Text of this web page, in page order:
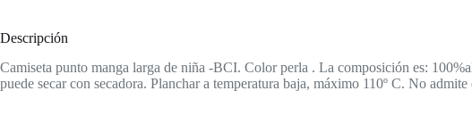
Descripción
Camiseta punto manga larga de niña -BCI. Color perla . La composición es:
puede secar con secadora. Planchar a temperatura baja, máximo 110º C. No